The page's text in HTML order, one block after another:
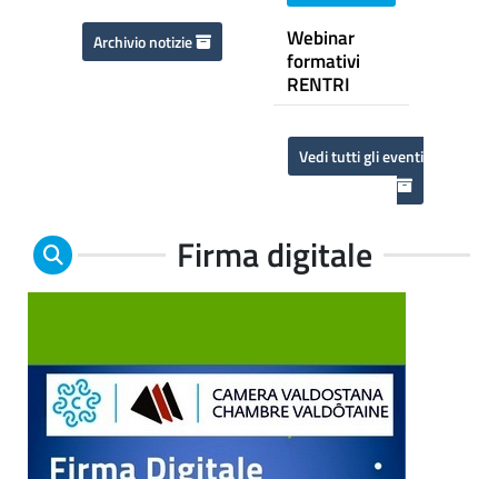
Archivio notizie
Webinar
formativi
RENTRI
Vedi tutti gli eventi
Firma digitale